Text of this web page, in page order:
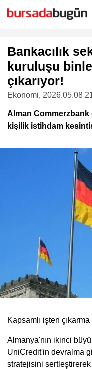
Bankacılık
kuruluşu
çıkarıyor!
Ekonomi, 2026.05.08
Alman Commerzbank
kişilik istihdam
Kapsamlı işten
Almanya'nın ikinci
UniCredit'in devralma
stratejisini